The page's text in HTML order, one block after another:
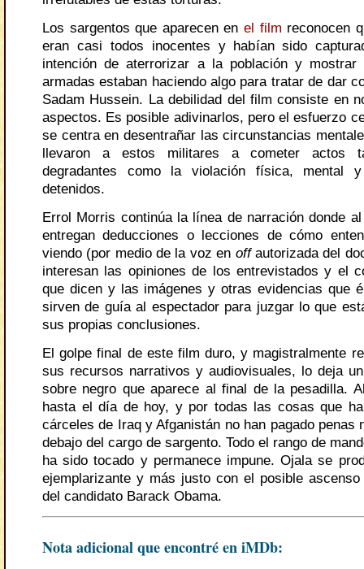
Los sargentos que aparecen en el film reconocen
eran casi todos inocentes y habían sido
intención de aterrorizar a la población y
armadas estaban haciendo algo para tratar de dar
Sadam Hussein. La debilidad del film consiste en
aspectos. Es posible adivinarlos, pero el esfuerzo
se centra en desentrañar las circunstancias
llevaron a estos militares a cometer actos
degradantes como la violación física, mental
detenidos.
Errol Morris continúa la línea de narración donde
entregan deducciones o lecciones de cómo
viendo (por medio de la voz en offautorizada del
interesan las opiniones de los entrevistados y el
que dicen y las imágenes y otras evidencias que
sirven de guía al espectador para juzgar lo que
sus propias conclusiones.
El golpe final de este film duro, y magistralmente
sus recursos narrativos y audiovisuales, lo deja
sobre negro que aparece al final de la pesadilla.
hasta el día de hoy, y por todas las cosas que
cárceles de Iraq y Afganistán no han pagado penas
debajo del cargo de sargento. Todo el rango de
ha sido tocado y permanece impune. Ojala se
ejemplarizante y más justo con el posible
del candidato Barack Obama.
Nota adicional que encontré en iMDb: